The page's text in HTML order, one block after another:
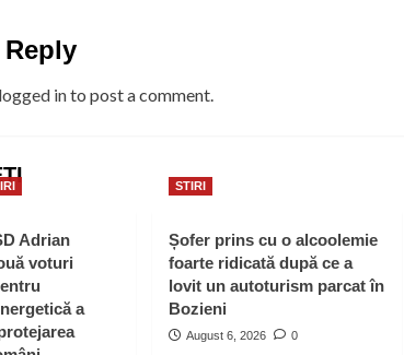
Reply
logged into post a comment.
Adrian
voturi
a
STIRI
Șofer prins cu o alcoolemie
foarte ridicată după ce a
lovit un autoturism parcat în
Bozieni
August 6, 2026 0